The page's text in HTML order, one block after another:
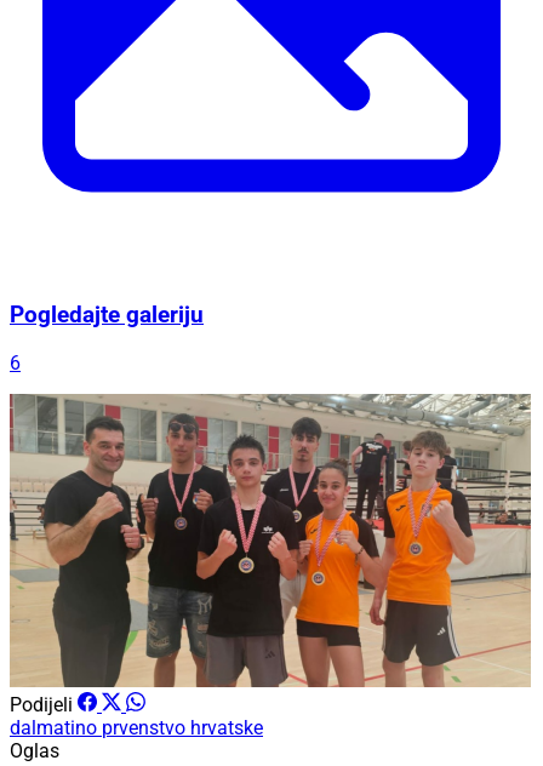
Pogledajte galeriju
6
Podijeli
dalmatino prvenstvo hrvatske
Oglas